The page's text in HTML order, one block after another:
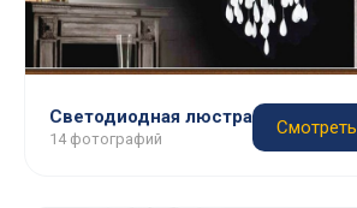
Светодиодная люстра
14 фотографий
Смотреть